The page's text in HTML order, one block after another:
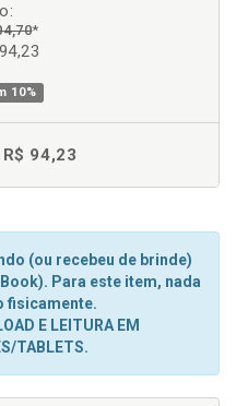
*
10%
R$ 94,23
(ou recebeu de brinde)
Para este item, nada
fisicamente.
E LEITURA EM
TABLETS.